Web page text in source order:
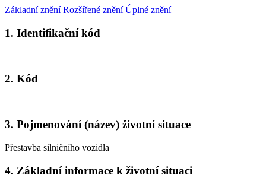
Základní znění Rozšířené znění Úplné znění
1. Identifikační kód
2. Kód
3. Pojmenování (název) životní situace
Přestavba silničního vozidla
4. Základní informace k životní situaci